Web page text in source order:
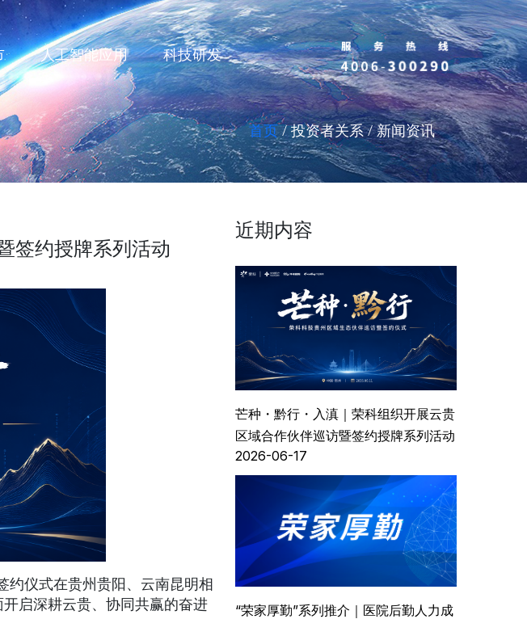
人工智能应用 科技研发
首页/ 投资者关系 / 新闻资讯
签约授牌系列活动
约仪式在贵州贵阳、云南昆明相
启深耕云贵、协同共赢的奋进
近期内容
芒种・黔行・入滇｜荣科组织开展云贵
区域合作伙伴巡访暨签约授牌系列活动
2026-06-17
“荣家厚勤”系列推介｜医院后勤人力成